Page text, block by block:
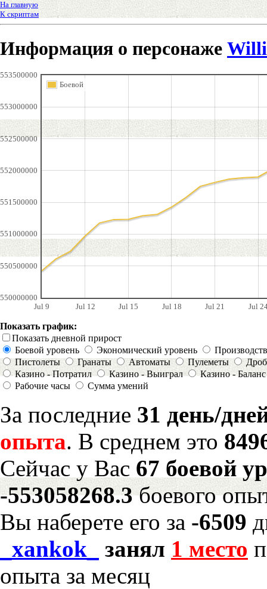
На главную
К скриптам
Информация о персонаже
Jul 9 Jul 12 Jul 15 Jul 18 Jul 21 Jul
550000000
550500000
551000000
551500000
552000000
552500000
553000000
553500000
Боевой
Показать график:
Показать дневной прирост
Боевой уровень
Экономический уровень
Пистолеты
Гранаты Автоматы Пулеметы
Казино - Потратил
Казино - Выиграл
Казино - Баланс
Рабочие часы
Сумма умений
За последние 31 день/
опыта. В среднем это
Сейчас у Вас 67 боевой
-553058268.3боевого
Вы наберете его за -6509
_xankok_
занял 1 место
опыта за месяц